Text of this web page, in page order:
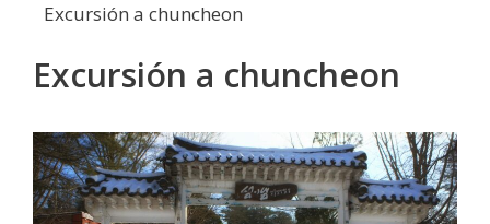
Excursión a chuncheon
Excursión a chuncheon